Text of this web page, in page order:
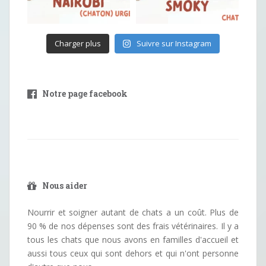
Charger plus Suivre sur Instagram
Notre page facebook
Nous aider
Nourrir et soigner autant de chats a un coût. Plus de
90 % de nos dépenses sont des frais vétérinaires. Il y a
tous les chats que nous avons en familles d'accueil et
aussi tous ceux qui sont dehors et qui n'ont personne